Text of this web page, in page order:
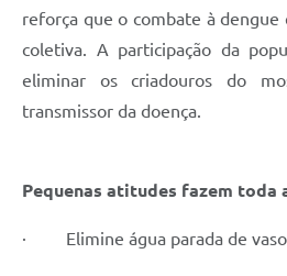
reforça que o combate à dengue
coletiva. A participação da
eliminar os criadouros do
transmissor da doença.
Pequenas atitudes fazem toda
· Elimine água parada de